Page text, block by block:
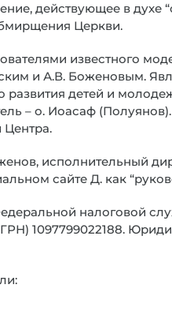
действующее в духе
Церкви.
известного
и А.В. Боженовым.
развития детей и
– о. Иоасаф
исполнительный
сайте Д. как
налоговой
1097799022188.